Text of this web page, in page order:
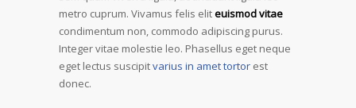
metro cuprum. Vivamus felis eliteuismod vitae
condimentum non, commodo adipiscing purus.
Integer vitae molestie leo. Phasellus eget neque
eget lectus suscipitvarius in amet tortor est
donec.